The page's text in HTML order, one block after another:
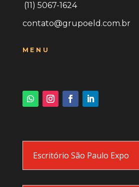
(11) 5067-1624
contato@grupoeld.com.br
MENU
Escritório São Paulo Expo